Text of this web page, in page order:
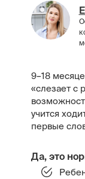
9–18
«слезает с
учится
первые
Да, это